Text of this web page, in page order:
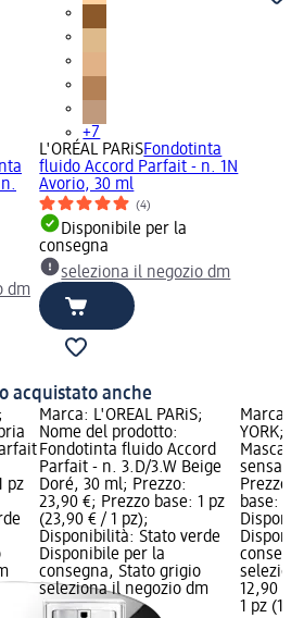
dm
+7
L'ORÉAL PARiSFondotinta
fluido Accord Parfait - n. 1N
Avorio, 30 ml
(4)
Disponibile per la
consegna
seleziona il negozio dm
acquistato anche
pz
Marca: L'ORÉAL PARiS;
Nome del prodotto:
Fondotinta fluido Accord
Parfait - n. 3.D/3.W Beige
Doré, 30 ml; Prezzo:
23,90 €; Prezzo base: 1 pz
(23,90 € / 1 pz);
Disponibilità: Stato verde
Disponibile per la
consegna, Stato grigio
seleziona il negozio dm
Marca:
YORK;
Prezzo:
base: 1
12,90 €
1 pz